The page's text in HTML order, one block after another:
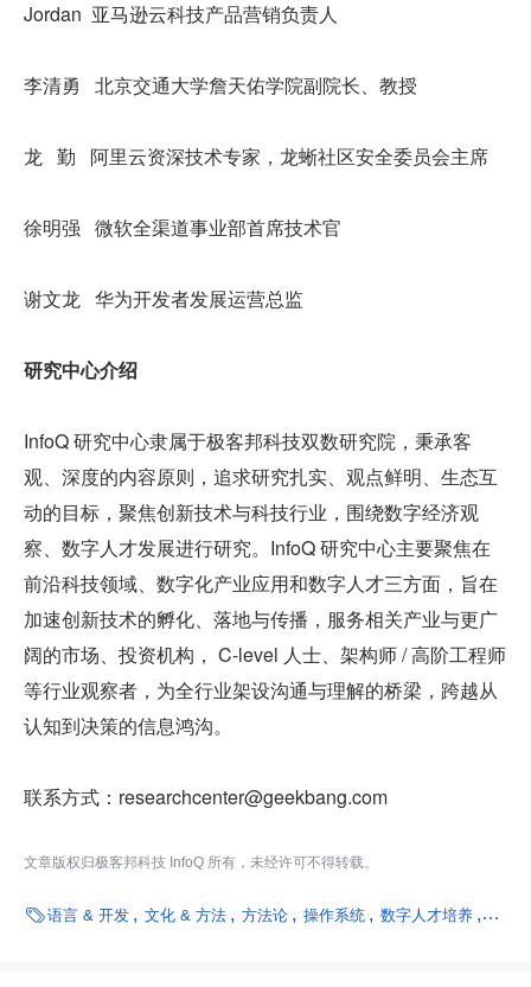
Jordan  亚马逊云科技产品营销负责人
李清勇   北京交通大学詹天佑学院副院长、教授
龙   勤   阿里云资深技术专家，龙蜥社区安全委员会主席
徐明强   微软全渠道事业部首席技术官
谢文龙   华为开发者发展运营总监
研究中心介绍
InfoQ 研究中心隶属于极客邦科技双数研究院，秉承客
观、深度的内容原则，追求研究扎实、观点鲜明、生态互
动的目标，聚焦创新技术与科技行业，围绕数字经济观
察、数字人才发展进行研究。InfoQ 研究中心主要聚焦在
前沿科技领域、数字化产业应用和数字人才三方面，旨在
加速创新技术的孵化、落地与传播，服务相关产业与更广
阔的市场、投资机构， C-level 人士、架构师 / 高阶工程师
等行业观察者，为全行业架设沟通与理解的桥梁，跨越从
认知到决策的信息鸿沟。
联系方式：researchcenter@geekbang.com
文章版权归极客邦科技 InfoQ 所有，未经许可不得转载。
语言 & 开发 文化 & 方法 方法论 操作系统 数字人才培养 亚马